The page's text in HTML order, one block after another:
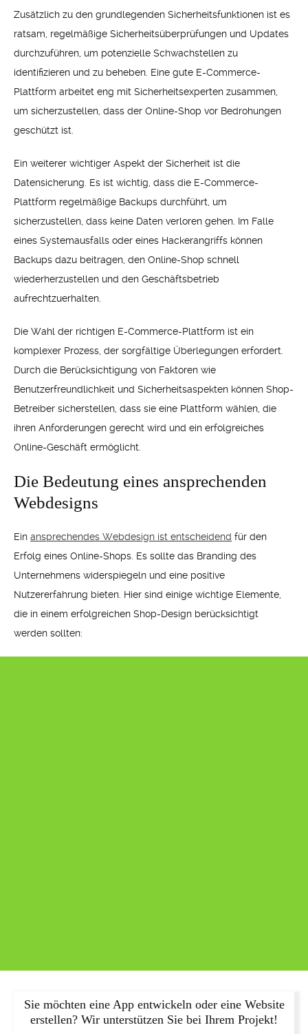
Zusätzlich zu den grundlegenden Sicherheitsfunktionen ist es
ratsam, regelmäßige Sicherheitsüberprüfungen und Updates
durchzuführen, um potenzielle Schwachstellen zu
identifizieren und zu beheben. Eine gute E-Commerce-
Plattform arbeitet eng mit Sicherheitsexperten zusammen,
um sicherzustellen, dass der Online-Shop vor Bedrohungen
geschützt ist.
Ein weiterer wichtiger Aspekt der Sicherheit ist die
Datensicherung. Es ist wichtig, dass die E-Commerce-
Plattform regelmäßige Backups durchführt, um
sicherzustellen, dass keine Daten verloren gehen. Im Falle
eines Systemausfalls oder eines Hackerangriffs können
Backups dazu beitragen, den Online-Shop schnell
wiederherzustellen und den Geschäftsbetrieb
aufrechtzuerhalten.
Die Wahl der richtigen E-Commerce-Plattform ist ein
komplexer Prozess, der sorgfältige Überlegungen erfordert.
Durch die Berücksichtigung von Faktoren wie
Benutzerfreundlichkeit und Sicherheitsaspekten können Shop-
Betreiber sicherstellen, dass sie eine Plattform wählen, die
ihren Anforderungen gerecht wird und ein erfolgreiches
Online-Geschäft ermöglicht.
Die Bedeutung eines ansprechenden
Webdesigns
Ein ansprechendes Webdesign ist entscheidend für den
Erfolg eines Online-Shops. Es sollte das Branding des
Unternehmens widerspiegeln und eine positive
Nutzererfahrung bieten. Hier sind einige wichtige Elemente,
die in einem erfolgreichen Shop-Design berücksichtigt
werden sollten:
Sie möchten eine App entwickeln oder eine Website
erstellen? Wir unterstützen Sie bei Ihrem Projekt!